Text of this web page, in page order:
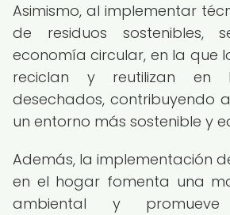
Asimismo, al implementar
de residuos sostenibles,
economía circular, en la que
reciclan y reutilizan
desechados, contribuyendo
un entorno más sostenible y
Además, la implementación
en el hogar fomenta una
ambiental y